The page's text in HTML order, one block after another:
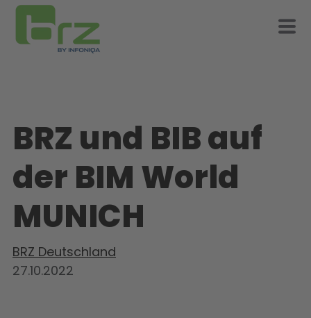
BRZ und BIB auf
der BIM World
MUNICH
BRZ Deutschland
27.10.2022